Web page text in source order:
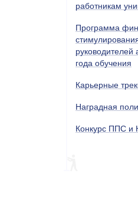
работникам
Программа
руководителей
года обучения
Карьерные
Наградная
Конкурс ППС и